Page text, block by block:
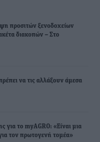
προσιτών ξενοδοχείων
διακοπών – Στο
να τις αλλάξουν άμεσα
το myAGRO: «Είναι μια
τον πρωτογενή τομέα»